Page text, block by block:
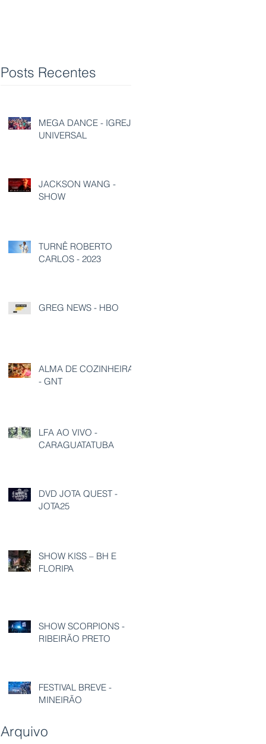
Posts Recentes
MEGA DANCE - IGREJA
UNIVERSAL
JACKSON WANG -
SHOW
TURNÊ ROBERTO
CARLOS - 2023
GREG NEWS - HBO
ALMA DE COZINHEIRA
- GNT
LFA AO VIVO -
CARAGUATATUBA
DVD JOTA QUEST -
JOTA25
SHOW KISS – BH E
FLORIPA
SHOW SCORPIONS -
RIBEIRÃO PRETO
FESTIVAL BREVE -
MINEIRÃO
Arquivo